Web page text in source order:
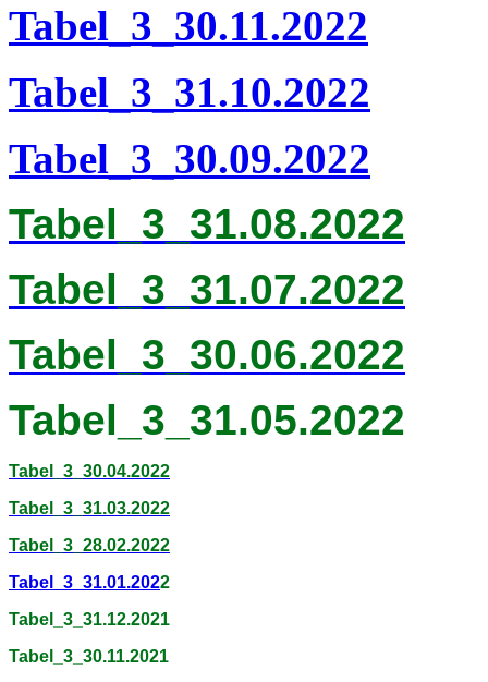
Tabel_3_30.11.2022
Tabel_3_31.10.2022
Tabel_3_30.09.2022
Tabel_3_31.08.2022
Tabel_3_31.07.2022
Tabel_3_30.06.2022
Tabel_3_31.05.2022
Tabel_3_30.04.2022
Tabel_3_31.03.2022
Tabel_3_28.02.2022
Tabel_3_31.01.2022
Tabel_3_31.12.2021
Tabel_3_30.11.2021